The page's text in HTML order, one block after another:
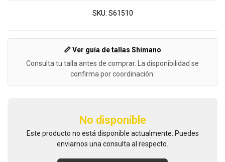
SKU: S61510
📏 Ver guía de tallas Shimano
Consulta tu talla antes de comprar. La disponibilidad se
confirma por coordinación.
No disponible
Este producto no está disponible actualmente. Puedes
enviarnos una consulta al respecto.